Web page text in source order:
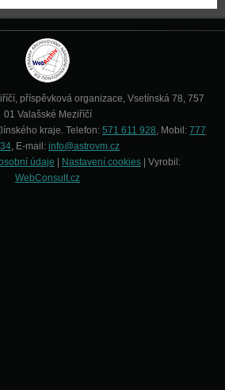
příspěvková organizace, Vsetínská 78, 757
01 Valašské Meziříčí
kraje. Telefon: 571 611 928, Mobil: 777
, E-mail: info@astrovm.cz
údaje
Nastavení cookies | Vyrobil:
WebConsult.cz